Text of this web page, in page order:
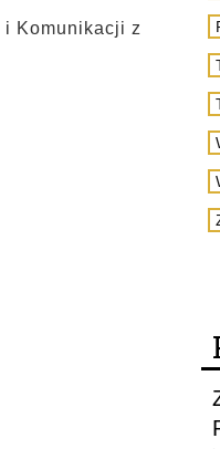
i Komunikacji z